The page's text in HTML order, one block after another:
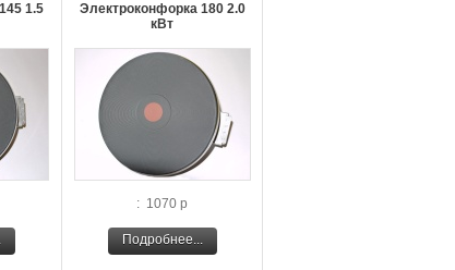
1.5
Электроконфорка 180 2.0
кВт
: 1070 р
Подробнее...